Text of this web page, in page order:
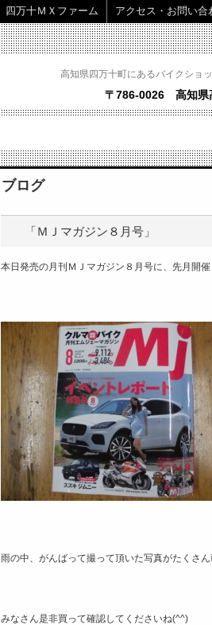
高知県四万十町にあるバイクショ
〒786-0026 高知県
四万十ＭＸファーム アクセス・お問い合
ブログ
「ＭＪマガジン８月号」
本日発売の月刊ＭＪマガジン８月号に、先月開
雨の中、がんばって撮って頂いた写真がたくさ
みなさん是非買って確認してくださいね(^^)